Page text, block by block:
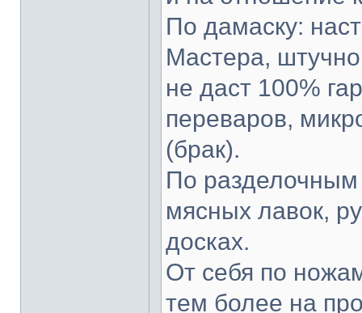
По дамаску:
Мастера,
не даст 100%
переваров,
(брак).
По разделочным
мясных лавок,
досках.
От себя по
тем более на